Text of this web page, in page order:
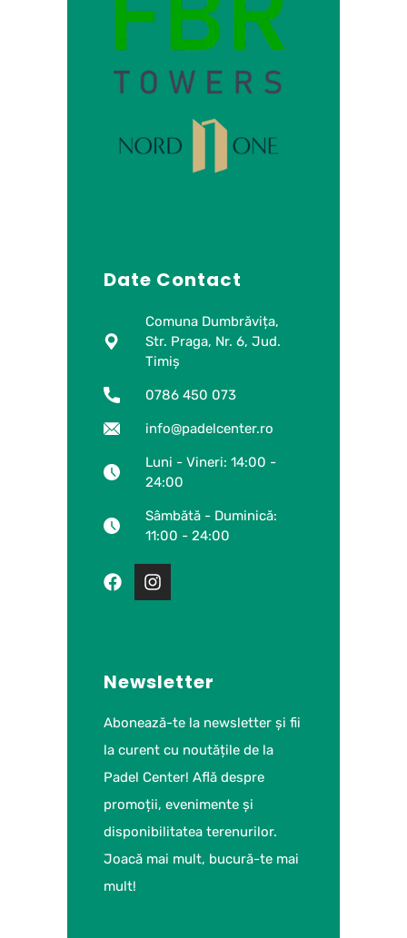
Date Contact
Comuna Dumbrăvița,
Str. Praga, Nr. 6, Jud.
Timiș
0786 450 073
info@padelcenter.ro
Luni - Vineri: 14:00 -
24:00
Sâmbătă - Duminică:
11:00 - 24:00
Newsletter
Abonează-te la newsletter și fii
la curent cu noutățile de la
Padel Center! Află despre
promoții, evenimente și
disponibilitatea terenurilor.
Joacă mai mult, bucură-te mai
mult!